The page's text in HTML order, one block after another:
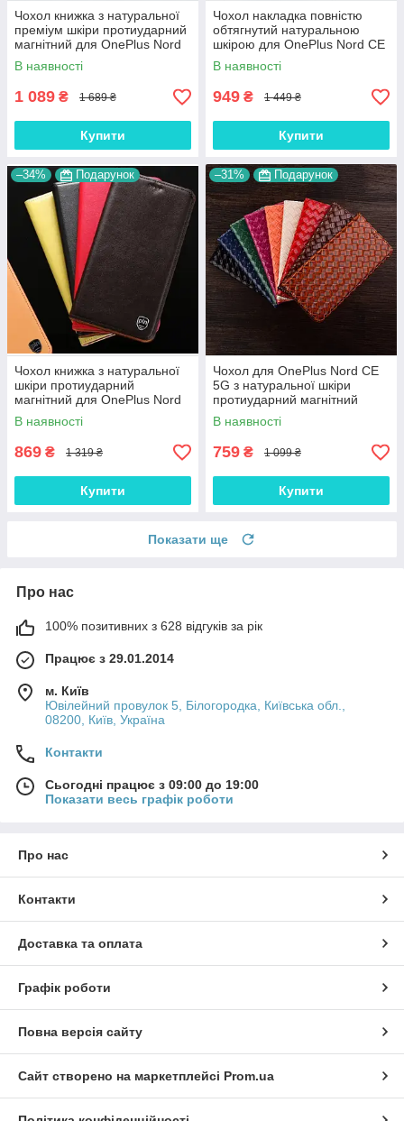
Чохол книжка з натуральної
преміум шкіри протиударний
магнітний для OnePlus Nord
CE 5G "CROCODILE"
В наявності
1 089 ₴ 1 689 ₴
Купити
Чохол накладка повністю
обтягнутий натуральною
шкірою для OnePlus Nord CE
5G "SIGNATURE"
В наявності
949 ₴ 1 449 ₴
Купити
–34% Подарунок
Чохол книжка з натуральної
шкіри протиударний
магнітний для OnePlus Nord
CE 5G "CLASIC"
В наявності
869 ₴ 1 319 ₴
Купити
–31% Подарунок
Чохол для OnePlus Nord CE
5G з натуральної шкіри
протиударний магнітний
книжка з підставкою
"VENETTA"
В наявності
759 ₴ 1 099 ₴
Купити
Показати ще
Про нас
100% позитивних з 628 відгуків за рік
Працює з 29.01.2014
м. Київ
Ювілейний провулок 5, Білогородка, Київська обл.,
08200, Київ, Україна
Контакти
Сьогодні працює з 09:00 до 19:00
Показати весь графік роботи
Про нас
Контакти
Доставка та оплата
Графік роботи
Повна версія сайту
Сайт створено на маркетплейсі Prom.ua